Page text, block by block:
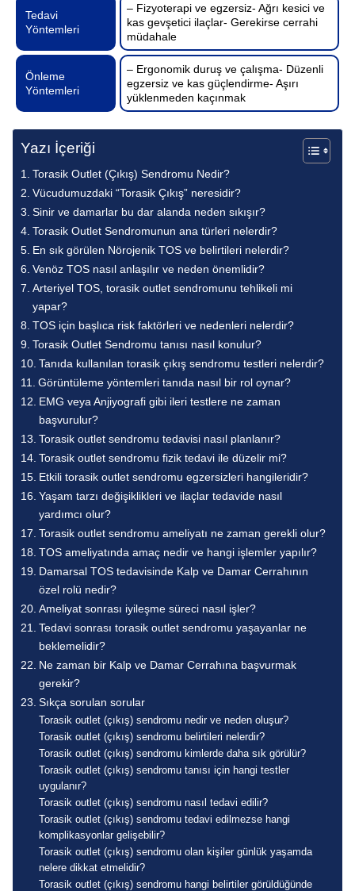
Tedavi
Yöntemleri
– Fizyoterapi ve egzersiz- Ağrı kesici ve
kas gevşetici ilaçlar- Gerekirse cerrahi
müdahale
Önleme
Yöntemleri
– Ergonomik duruş ve çalışma- Düzenli
egzersiz ve kas güçlendirme- Aşırı
yüklenmeden kaçınmak
Yazı İçeriği
Torasik Outlet (Çıkış) Sendromu Nedir?
Vücudumuzdaki “Torasik Çıkış” neresidir?
Sinir ve damarlar bu dar alanda neden sıkışır?
Torasik Outlet Sendromunun ana türleri nelerdir?
En sık görülen Nörojenik TOS ve belirtileri nelerdir?
Venöz TOS nasıl anlaşılır ve neden önemlidir?
Arteriyel TOS, torasik outlet sendromunu tehlikeli mi
yapar?
TOS için başlıca risk faktörleri ve nedenleri nelerdir?
Torasik Outlet Sendromu tanısı nasıl konulur?
Tanıda kullanılan torasik çıkış sendromu testleri nelerdir?
Görüntüleme yöntemleri tanıda nasıl bir rol oynar?
EMG veya Anjiyografi gibi ileri testlere ne zaman
başvurulur?
Torasik outlet sendromu tedavisi nasıl planlanır?
Torasik outlet sendromu fizik tedavi ile düzelir mi?
Etkili torasik outlet sendromu egzersizleri hangileridir?
Yaşam tarzı değişiklikleri ve ilaçlar tedavide nasıl
yardımcı olur?
Torasik outlet sendromu ameliyatı ne zaman gerekli olur?
TOS ameliyatında amaç nedir ve hangi işlemler yapılır?
Damarsal TOS tedavisinde Kalp ve Damar Cerrahının
özel rolü nedir?
Ameliyat sonrası iyileşme süreci nasıl işler?
Tedavi sonrası torasik outlet sendromu yaşayanlar ne
beklemelidir?
Ne zaman bir Kalp ve Damar Cerrahına başvurmak
gerekir?
Sıkça sorulan sorular
Torasik outlet (çıkış) sendromu nedir ve neden oluşur?
Torasik outlet (çıkış) sendromu belirtileri nelerdir?
Torasik outlet (çıkış) sendromu kimlerde daha sık görülür?
Torasik outlet (çıkış) sendromu tanısı için hangi testler
uygulanır?
Torasik outlet (çıkış) sendromu nasıl tedavi edilir?
Torasik outlet (çıkış) sendromu tedavi edilmezse hangi
komplikasyonlar gelişebilir?
Torasik outlet (çıkış) sendromu olan kişiler günlük yaşamda
nelere dikkat etmelidir?
Torasik outlet (çıkış) sendromu hangi belirtiler görüldüğünde